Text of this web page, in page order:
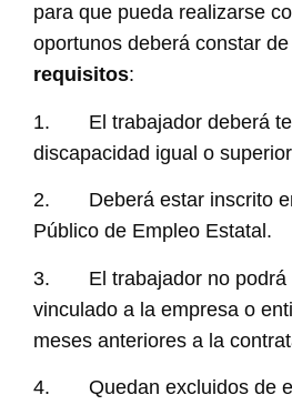
para que pueda realizarse
oportunos deberá constar
requisitos:
1. El trabajador deberá
discapacidad igual o
2. Deberá estar inscrito
Público de Empleo Estatal.
3. El trabajador no podrá
vinculado a la empresa o
meses anteriores a la
4. Quedan excluidos de